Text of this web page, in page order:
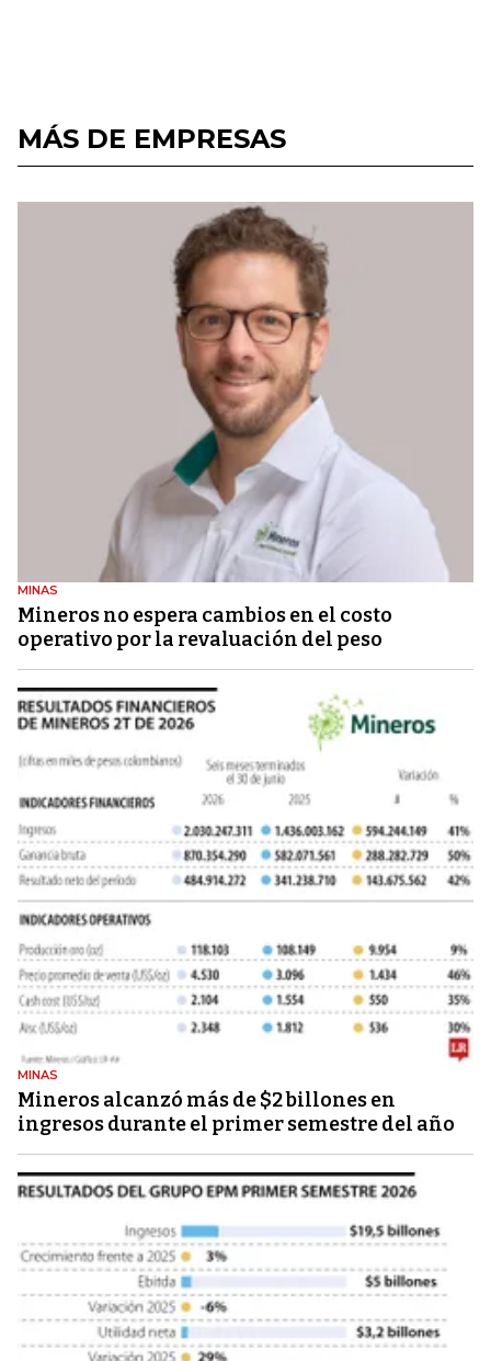
MÁS DE EMPRESAS
MINAS
Mineros no espera cambios en el costo
operativo por la revaluación del peso
MINAS
Mineros alcanzó más de $2 billones en
ingresos durante el primer semestre del año